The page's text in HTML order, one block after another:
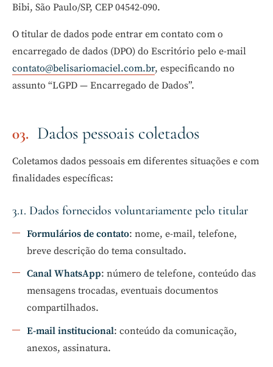
Bibi, São Paulo/SP, CEP 04542-090.
O titular de dados pode entrar em contato com o
encarregado de dados (DPO) do Escritório pelo e-mail
contato@belisariomaciel.com.br, especificando no
assunto “LGPD — Encarregado de Dados”.
Dados pessoais coletados
Coletamos dados pessoais em diferentes situações e com
finalidades específicas:
3.1. Dados fornecidos voluntariamente pelo titular
Formulários de contato: nome, e-mail, telefone,
breve descrição do tema consultado.
Canal WhatsApp: número de telefone, conteúdo das
mensagens trocadas, eventuais documentos
compartilhados.
E-mail institucional: conteúdo da comunicação,
anexos, assinatura.